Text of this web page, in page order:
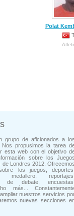
Polat
grupo de aficionados a los
Nos propusimos la tarea
esta web con el objetivo
sobre los Juegos
de Londres 2012. Ofrecemos
los juegos, deportes,
medallero, reportajes,
de debate, encuestas,
más...
nuestros servicios
nuevas secciones